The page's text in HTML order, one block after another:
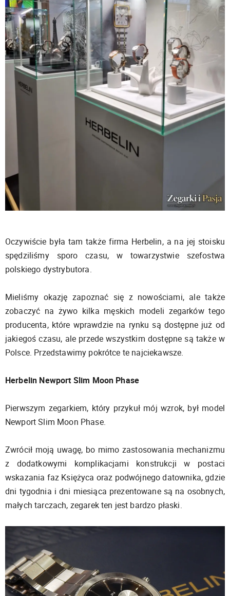
Oczywiście była tam także firma Herbelin, a na jej stoisku
spędziliśmy sporo czasu, w towarzystwie szefostwa
polskiego dystrybutora.
Mieliśmy okazję zapoznać się z nowościami, ale także
zobaczyć na żywo kilka męskich modeli zegarków tego
producenta, które wprawdzie na rynku są dostępne już od
jakiegoś czasu, ale przede wszystkim dostępne są także w
Polsce. Przedstawimy pokrótce te najciekawsze.
Herbelin Newport Slim Moon Phase
Pierwszym zegarkiem, który przykuł mój wzrok, był model
Newport Slim Moon Phase.
Zwrócił moją uwagę, bo mimo zastosowania mechanizmu
z dodatkowymi komplikacjami konstrukcji w postaci
wskazania faz Księżyca oraz podwójnego datownika, gdzie
dni tygodnia i dni miesiąca prezentowane są na osobnych,
małych tarczach, zegarek ten jest bardzo płaski.